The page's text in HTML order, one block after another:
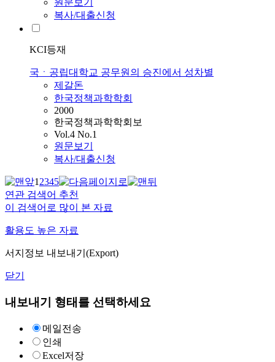
원문보기
복사/대출신청
KCI등재
국ㆍ공립대학교 공무원의 승진에서 성차별
제갈돈
한국정책과학학회
2000
한국정책과학학회보
Vol.4 No.1
원문보기
복사/대출신청
12345
연관 검색어 추천
이 검색어로 많이 본 자료
활용도 높은 자료
서지정보 내보내기(Export)
닫기
내보내기 형태를 선택하세요
메일전송
인쇄
Excel저장